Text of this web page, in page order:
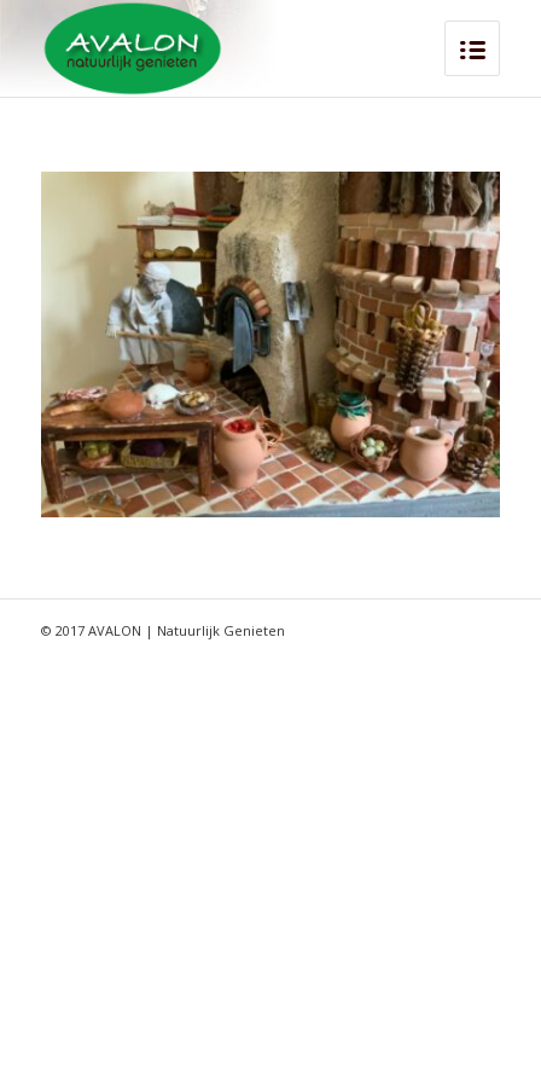
© 2017 AVALON | Natuurlijk Genieten